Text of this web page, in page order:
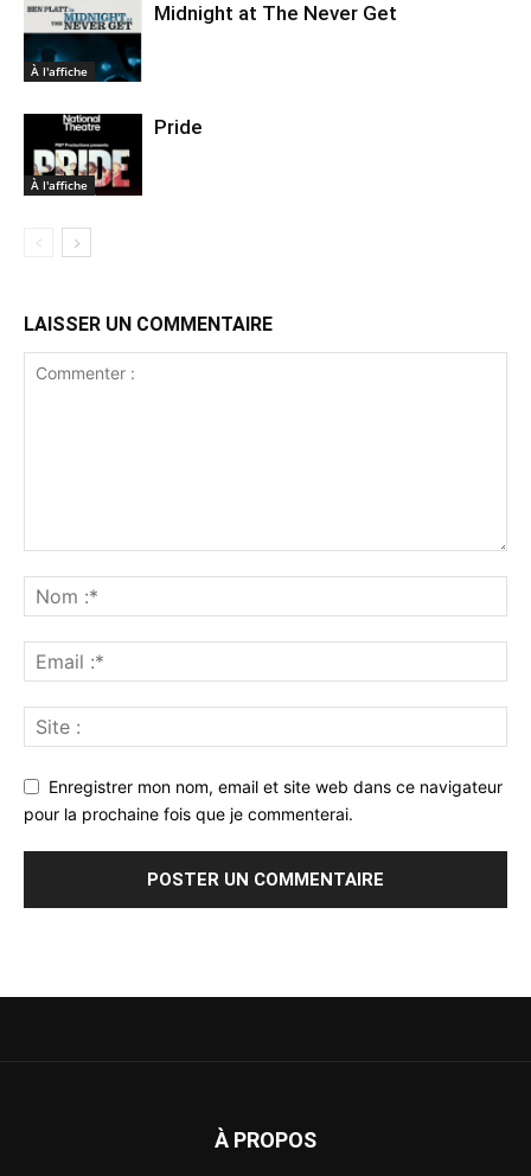
À l'affiche
Midnight at The Never Get
À l'affiche
Pride
LAISSER UN COMMENTAIRE
Enregistrer mon nom, email et site web dans ce navigateur
pour la prochaine fois que je commenterai.
À PROPOS